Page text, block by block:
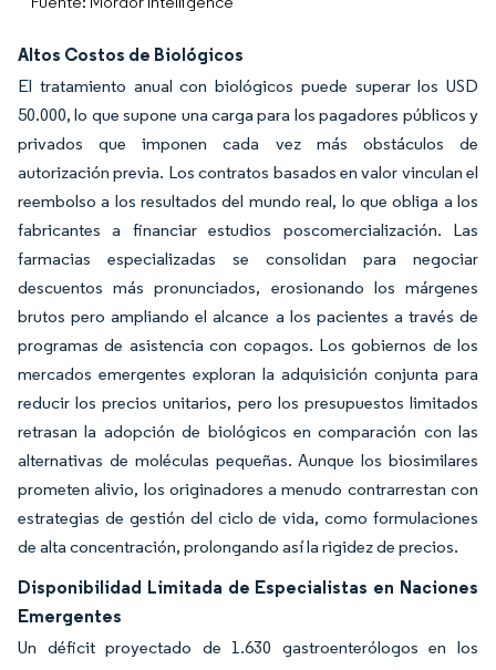
Altos Costos de Biológicos
El tratamiento anual con biológicos puede superar los USD
50.000, lo que supone una carga para los pagadores públicos y
privados que imponen cada vez más obstáculos de
autorización previa. Los contratos basados en valor vinculan el
reembolso a los resultados del mundo real, lo que obliga a los
fabricantes a financiar estudios poscomercialización. Las
farmacias especializadas se consolidan para negociar
descuentos más pronunciados, erosionando los márgenes
brutos pero ampliando el alcance a los pacientes a través de
programas de asistencia con copagos. Los gobiernos de los
mercados emergentes exploran la adquisición conjunta para
reducir los precios unitarios, pero los presupuestos limitados
retrasan la adopción de biológicos en comparación con las
alternativas de moléculas pequeñas. Aunque los biosimilares
prometen alivio, los originadores a menudo contrarrestan con
estrategias de gestión del ciclo de vida, como formulaciones
de alta concentración, prolongando así la rigidez de precios.
Disponibilidad Limitada de Especialistas en Naciones
Emergentes
Un déficit proyectado de 1.630 gastroenterólogos en los